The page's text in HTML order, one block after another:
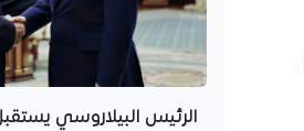
الرئيس البيلاروسي